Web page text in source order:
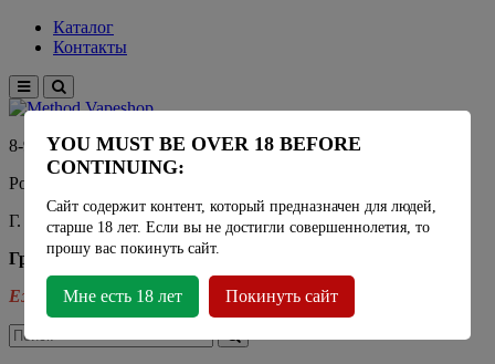
Каталог
Контакты
8-915-450-21-92
Розничный магазин Method Vapeshop
Г. Москва, улица Южнобутовская 36
График работы
Ежедневно - 11:00 - 21:00
YOU MUST BE OVER 18 BEFORE
CONTINUING:
Сайт содержит контент, который предназначен для людей,
старше 18 лет. Если вы не достигли совершеннолетия, то
прошу вас покинуть сайт.
Мне есть 18 лет Покинуть сайт